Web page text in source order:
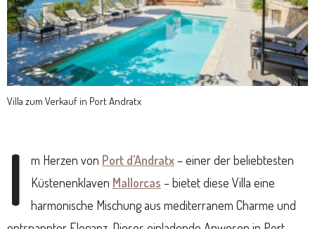
Villa zum Verkauf in Port Andratx
I m Herzen von Port d’Andratx – einer der beliebtesten
Küstenenklaven Mallorcas – bietet diese Villa eine
harmonische Mischung aus mediterranem Charme und